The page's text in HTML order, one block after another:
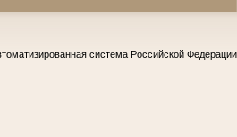
система Российской